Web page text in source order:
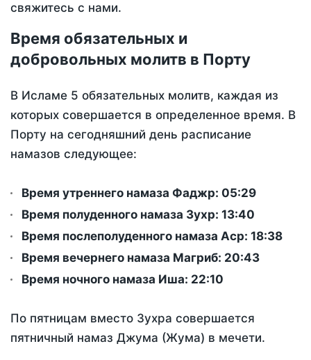
свяжитесь с нами.
Время обязательных и
добровольных молитв в Порту
В Исламе 5 обязательных молитв, каждая из
которых совершается в определенное время. В
Порту на сегодняшний день расписание
намазов следующее:
Время утреннего намаза Фаджр: 05:29
Время полуденного намаза Зухр: 13:40
Время послеполуденного намаза Аср: 18:38
Время вечернего намаза Магриб: 20:43
Время ночного намаза Иша: 22:10
По пятницам вместо Зухра совершается
пятничный намаз Джума (Жума) в мечети.